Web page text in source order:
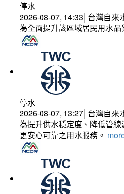
停水
2026-08-07, 14:33│台灣自來
為全面提升該區域居民用水
停水
2026-08-07, 13:27│台灣自來
為提升供水穩定度、降低管
更安心可靠之用水服務。